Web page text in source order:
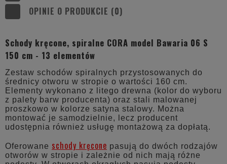
KOSZTÓW PŁATNOŚCI
OPINIE O PRODUKCIE (0)
Schody kręcone, spiralne CORA model Bawaria 06 S
150 cm - 13 elementów
Zestaw schodów spiralnych przystosowanych do
średnicy otworu w stropie o wartości 160 cm.
Elementy wykonano z litego drewna (kolor do wyboru
z palety barw producenta) oraz stali malowanej
proszkowo w kolorze satyna stalowy. Można
montować je samodzielnie, lecz producent
udostępnia również usługę montażową za dopłatą.
Oferowane schody kręcone pasują do dwóch rodzajów
otworów w stropie i zależnie od nich mają różne